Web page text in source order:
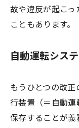
故や違反が起こっ
こともあります。
自動運転シス
もうひとつの改
行装置（＝自動運
保存することが義